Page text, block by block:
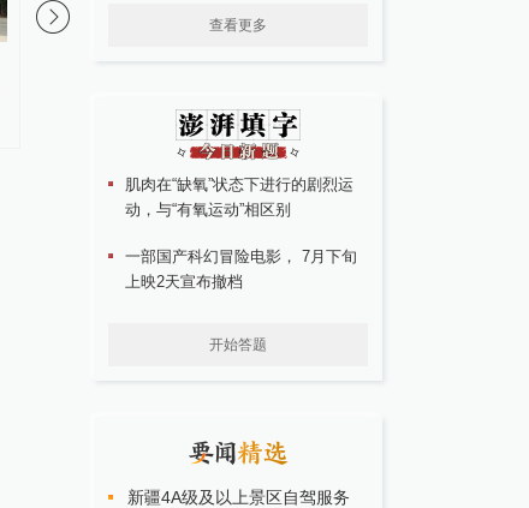
查看更多
肌肉在“缺氧”状态下进行的剧烈运
动，与“有氧运动”相区别
一部国产科幻冒险电影， 7月下旬
上映2天宣布撤档
开始答题
新疆4A级及以上景区自驾服务